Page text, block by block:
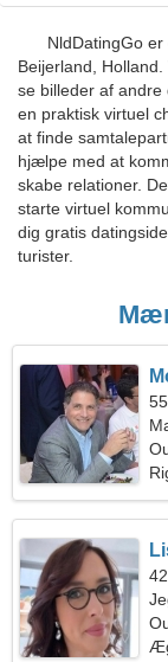
NldDatingGo
Beijerland,
se billeder af
en praktisk virtuel
at finde
hjælpe med at
skabe relationer.
starte virtuel
dig gratis
turister.